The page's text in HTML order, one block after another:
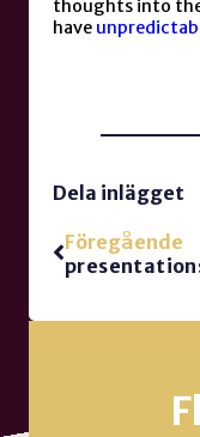
thoughts into
have
Dela inlägget
Föregående